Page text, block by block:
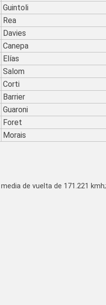
Guintoli
Rea
Davies
Canepa
Elías
Salom
Corti
Barrier
Guaroni
Foret
Morais
de vuelta de 171.221 kmh;